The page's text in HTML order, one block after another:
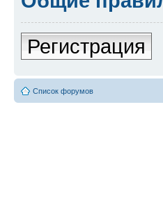
Регистрация
Список форумов